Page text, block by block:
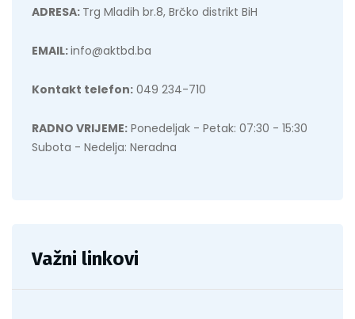
ADRESA: Trg Mladih br.8, Brčko distrikt BiH
EMAIL:info@aktbd.ba
Kontakt telefon: 049 234-710
RADNO VRIJEME: Ponedeljak - Petak: 07:30 - 15:30
Subota - Nedelja: Neradna
Važni linkovi